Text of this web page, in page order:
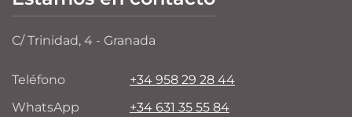
C/ Trinidad, 4 - Granada
Teléfono
+34 958 29 28 44
WhatsApp
+34 631 35 55 84